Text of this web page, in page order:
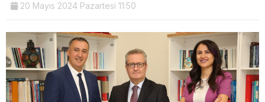
20 Mayıs 2024 Pazartesi 11:50